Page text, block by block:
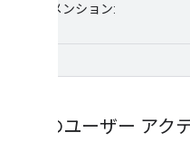
ディメンション:
州別のユーザー アク